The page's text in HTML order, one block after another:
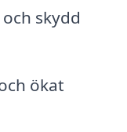
skydd
ökat